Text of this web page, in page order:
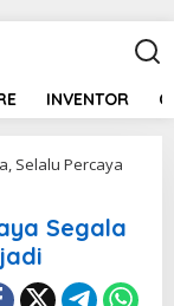
INVENTOR
Selalu Percaya
Segala